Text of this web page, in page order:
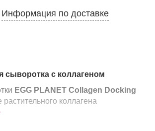
Информация по доставке
сыворотка с коллагеном
EGG PLANET Collagen Docking
растительного коллагена
интенсивного ухода за лицом.